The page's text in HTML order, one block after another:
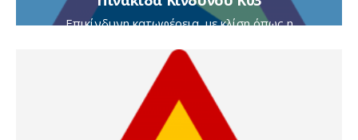
Επικίνδυνη κατωφέρεια, με κλίση όπως η